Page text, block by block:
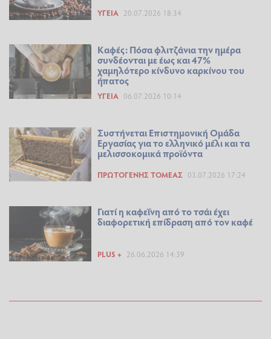
ΥΓΕΊΑ 20.07.2026 18:34
Καφές: Πόσα φλιτζάνια την ημέρα
συνδέονται με έως και 47%
χαμηλότερο κίνδυνο καρκίνου του
ήπατος
ΥΓΕΊΑ 06.07.2026 10:14
Συστήνεται Επιστημονική Ομάδα
Εργασίας για το ελληνικό μέλι και τα
μελισσοκομικά προϊόντα
ΠΡΩΤΟΓΕΝΉΣ ΤΟΜΈΑΣ 03.07.2026 17:24
Γιατί η καφεΐνη από το τσάι έχει
διαφορετική επίδραση από τον καφέ
PLUS + 26.06.2026 14:39